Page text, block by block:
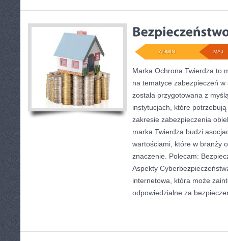
MAJ -
ADMIN
Marka Ochrona Twierdza to
na tematyce zabezpieczeń w
została przygotowana z
instytucjach, które
zakresie zabezpieczenia
marka Twierdza budzi
wartościami, które w branży
znaczenie. Polecam:
Aspekty
internetowa, która może
odpowiedzialne za